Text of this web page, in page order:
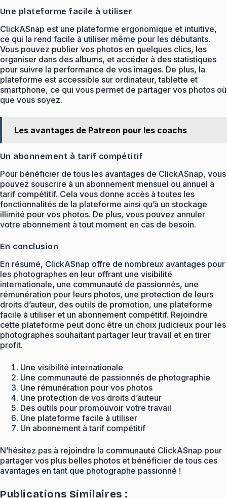
Une plateforme facile à utiliser
ClickASnap est une plateforme ergonomique et intuitive,
ce qui la rend facile à utiliser même pour les débutants.
Vous pouvez publier vos photos en quelques clics, les
organiser dans des albums, et accéder à des statistiques
pour suivre la performance de vos images. De plus, la
plateforme est accessible sur ordinateur, tablette et
smartphone, ce qui vous permet de partager vos photos où
que vous soyez.
Les avantages de Patreon pour les coachs
Un abonnement à tarif compétitif
Pour bénéficier de tous les avantages de ClickASnap, vous
pouvez souscrire à un abonnement mensuel ou annuel à
tarif compétitif. Cela vous donne accès à toutes les
fonctionnalités de la plateforme ainsi qu’à un stockage
illimité pour vos photos. De plus, vous pouvez annuler
votre abonnement à tout moment en cas de besoin.
En conclusion
En résumé, ClickASnap offre de nombreux avantages pour
les photographes en leur offrant une visibilité
internationale, une communauté de passionnés, une
rémunération pour leurs photos, une protection de leurs
droits d’auteur, des outils de promotion, une plateforme
facile à utiliser et un abonnement compétitif. Rejoindre
cette plateforme peut donc être un choix judicieux pour les
photographes souhaitant partager leur travail et en tirer
profit.
Une visibilité internationale
Une communauté de passionnés de photographie
Une rémunération pour vos photos
Une protection de vos droits d’auteur
Des outils pour promouvoir votre travail
Une plateforme facile à utiliser
Un abonnement à tarif compétitif
N’hésitez pas à rejoindre la communauté ClickASnap pour
partager vos plus belles photos et bénéficier de tous ces
avantages en tant que photographe passionné !
Publications Similaires :